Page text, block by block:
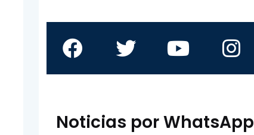
Noticias por WhatsApp